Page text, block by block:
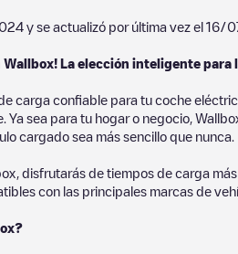
y se actualizó por última vez el 16/
Wallbox! La elección inteligente
carga confiable para tu coche
Ya sea para tu hogar o negocio,
cargado sea más sencillo que nunca.
disfrutarás de tiempos de carga
con las principales marcas de